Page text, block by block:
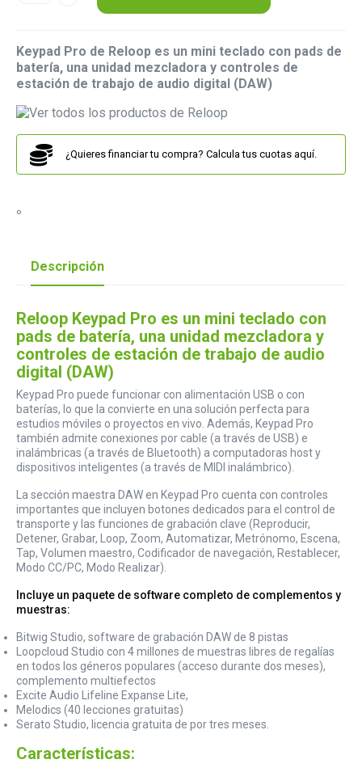
Keypad Pro de Reloop es un mini teclado con pads de
batería, una unidad mezcladora y controles de
estación de trabajo de audio digital (DAW)
¿Quieres financiar tu compra? Calcula tus cuotas aquí.
º
Descripción
Reloop Keypad Pro es un mini teclado con
pads de batería, una unidad mezcladora y
controles de estación de trabajo de audio
digital (DAW)
Keypad Pro puede funcionar con alimentación USB o con
baterías, lo que la convierte en una solución perfecta para
estudios móviles o proyectos en vivo. Además, Keypad Pro
también admite conexiones por cable (a través de USB) e
inalámbricas (a través de Bluetooth) a computadoras host y
dispositivos inteligentes (a través de MIDI inalámbrico).
La sección maestra DAW en Keypad Pro cuenta con controles
importantes que incluyen botones dedicados para el control de
transporte y las funciones de grabación clave (Reproducir,
Detener, Grabar, Loop, Zoom, Automatizar, Metrónomo, Escena,
Tap, Volumen maestro, Codificador de navegación, Restablecer,
Modo CC/PC, Modo Realizar).
Incluye un paquete de software completo de complementos y
muestras:
Bitwig Studio, software de grabación DAW de 8 pistas
Loopcloud Studio con 4 millones de muestras libres de regalías
en todos los géneros populares (acceso durante dos meses),
complemento multiefectos
Excite Audio Lifeline Expanse Lite,
Melodics (40 lecciones gratuitas)
Serato Studio, licencia gratuita de por tres meses.
Características: